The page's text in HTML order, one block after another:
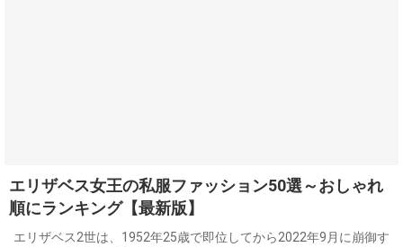
エリザベス女王の私服ファッション50選～おしゃれ
順にランキング【最新版】
エリザベス2世は、1952年25歳で即位してから2022年9月に崩御す